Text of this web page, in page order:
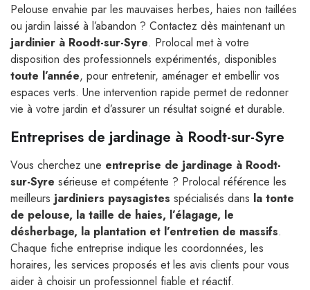
Pelouse envahie par les mauvaises herbes, haies non taillées
ou jardin laissé à l’abandon ? Contactez dès maintenant un
jardinier à Roodt-sur-Syre. Prolocal met à votre
disposition des professionnels expérimentés, disponibles
toute l’année, pour entretenir, aménager et embellir vos
espaces verts. Une intervention rapide permet de redonner
vie à votre jardin et d’assurer un résultat soigné et durable.
Entreprises de jardinage à Roodt-sur-Syre
Vous cherchez une entreprise de jardinage à Roodt-
sur-Syre sérieuse et compétente ? Prolocal référence les
meilleurs jardiniers paysagistes spécialisés dans la tonte
de pelouse, la taille de haies, l’élagage, le
désherbage, la plantation et l’entretien de massifs.
Chaque fiche entreprise indique les coordonnées, les
horaires, les services proposés et les avis clients pour vous
aider à choisir un professionnel fiable et réactif.